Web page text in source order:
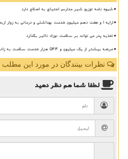
شیوه نامه توزیع شیر مدارس احتیاج به اصلاح دارد
ارایه ۱ و هفت دهم میلیون خدمت بهداشتی و درمانی به زوار اربعین
تغذیه پدر می تواند بر سلامت نوزاد تاثیر بگذارد
عرضه بیشتر از یک میلیون و ۵۴۴ هزار خدمت سلامت به زائرین اربعین
نظرات بینندگان در مورد این مطلب
لطفا شما همنظر دهید